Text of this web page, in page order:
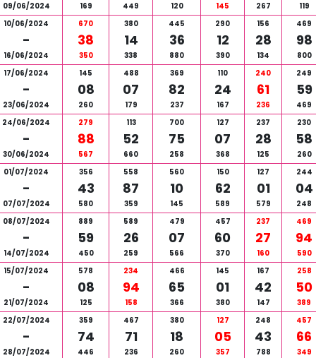
09/06/2024 169 449 120 145 267
119
10/06/2024
-
16/06/2024
670
38
350
380
14
338
445
36
880
290
12
390
156
28
134
469
98
800
17/06/2024
-
23/06/2024
145
08
260
488
07
179
369
82
237
110
24
167
240
61
236
249
59
469
24/06/2024
-
30/06/2024
279
88
567
113
52
660
700
75
258
127
07
368
237
28
125
230
58
260
01/07/2024
-
07/07/2024
356
43
580
558
87
359
560
10
145
150
62
589
127
01
579
244
04
248
08/07/2024
-
14/07/2024
889
59
450
589
26
259
479
07
566
457
60
370
237
27
160
469
94
590
15/07/2024
-
21/07/2024
578
08
125
234
94
158
466
65
366
145
01
380
167
42
147
258
50
389
22/07/2024
-
28/07/2024
359
74
446
467
71
236
380
18
260
127
05
357
248
43
788
457
66
349